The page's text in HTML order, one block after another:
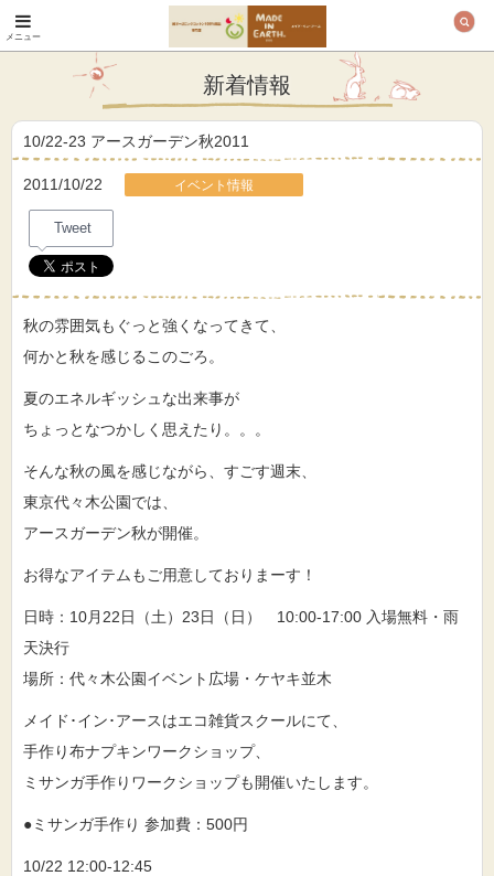
オーガニックコットン
製品と布ナプキン メ
イド・イン・アース
メニュー
新着情報
10/22-23 アースガーデン秋2011
2011/10/22 イベント情報
Tweet
秋の雰囲気もぐっと強くなってきて、
何かと秋を感じるこのごろ。
夏のエネルギッシュな出来事が
ちょっとなつかしく思えたり。。。
そんな秋の風を感じながら、すごす週末、
東京代々木公園では、
アースガーデン秋が開催。
お得なアイテムもご用意しておりまーす！
日時：10月22日（土）23日（日） 10:00-17:00 入場無料・雨
天決行
場所：代々木公園イベント広場・ケヤキ並木
メイド･イン･アースはエコ雑貨スクールにて、
手作り布ナプキンワークショップ、
ミサンガ手作りワークショップも開催いたします。
●ミサンガ手作り 参加費：500円
10/22 12:00-12:45